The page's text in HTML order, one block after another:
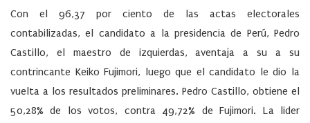
Con el 96,37 por ciento de las actas electorales
contabilizadas, el candidato a la presidencia de Perú, Pedro
Castillo, el maestro de izquierdas, aventaja a su a su
contrincante Keiko Fujimori, luego que el candidato le dio la
vuelta a los resultados preliminares. Pedro Castillo, obtiene el
50,28% de los votos, contra 49,72% de Fujimori. La lider